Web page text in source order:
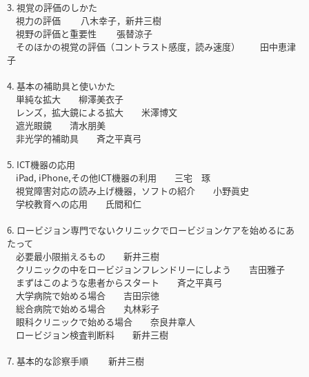
3. 視覚の評価のしかた
視力の評価 八木幸子，新井三樹
視野の評価と重要性 張替涼子
そのほかの視覚の評価（コントラスト感度，読み速度） 田中恵津
子
4. 基本の補助具と使いかた
単純な拡大 柳澤美衣子
レンズ，拡大鏡による拡大 米澤博文
遮光眼鏡 清水朋美
非光学的補助具 斉之平真弓
5. ICT機器の応用
iPad, iPhone,その他ICT機器の利用 三宅 琢
視覚障害対応の読み上げ機器，ソフトの紹介 小野眞史
学校教育への応用 氏間和仁
6. ロービジョン専門でないクリニックでロービジョンケアを始めるにあ
たって
必要最小限揃えるもの 新井三樹
クリニックの中をロービジョンフレンドリーにしよう 吉田雅子
まずはこのような患者からスタート 斉之平真弓
大学病院で始める場合 吉田宗徳
総合病院で始める場合 丸林彩子
眼科クリニックで始める場合 奈良井章人
ロービジョン検査判断料 新井三樹
7. 基本的な診察手順 新井三樹